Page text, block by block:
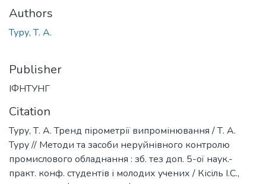
Authors
Туру, Т. А.
Publisher
ІФНТУНГ
Citation
Туру, Т. А. Тренд пірометрії випромінювання / Т. А.
Туру // Методи та засоби неруйнівного контролю
промислового обладнання : зб. тез доп. 5-ої наук.-
практ. конф. студентів і молодих учених / Кісіль І.С.,